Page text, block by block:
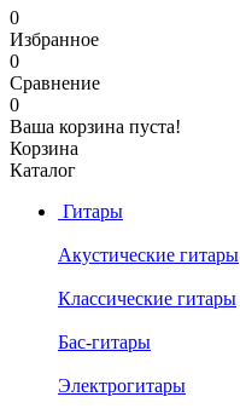
0
Избранное
0
Сравнение
0
Ваша корзина пуста!
Корзина
Каталог
Гитары
Акустические гитары
Классические гитары
Бас-гитары
Электрогитары